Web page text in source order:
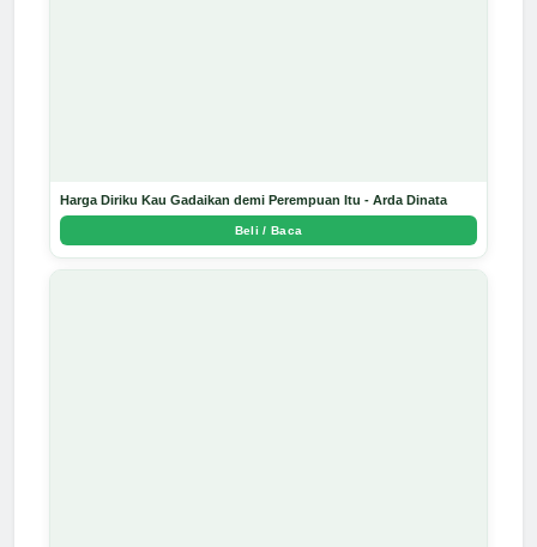
Harga Diriku Kau Gadaikan demi Perempuan Itu - Arda Dinata
Beli / Baca